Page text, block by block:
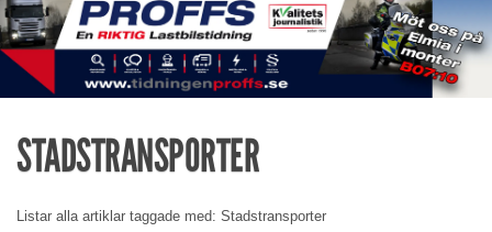
STADSTRANSPORTER
Listar alla artiklar taggade med: Stadstransporter